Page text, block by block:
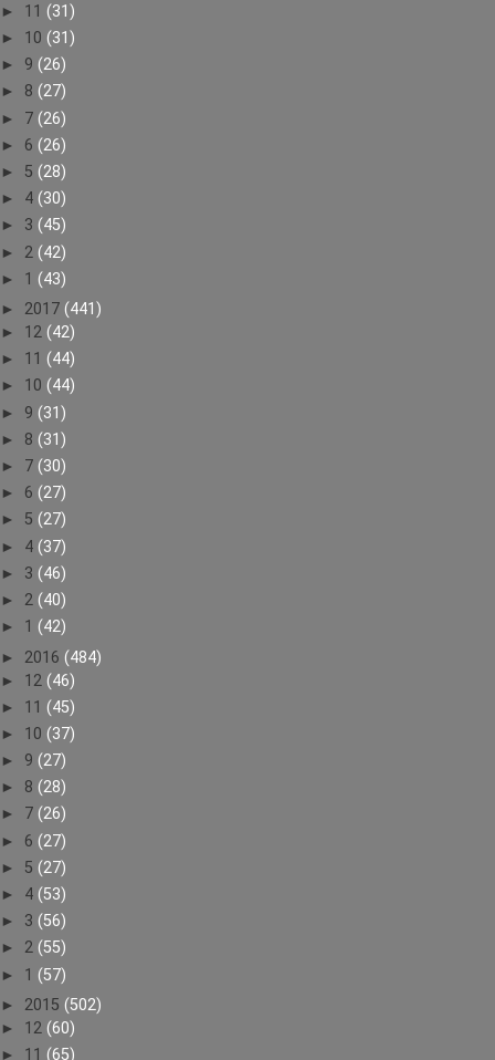
► 11 (31)
► 10 (31)
► 9 (26)
► 8 (27)
► 7 (26)
► 6 (26)
► 5 (28)
► 4 (30)
► 3 (45)
► 2 (42)
► 1 (43)
► 2017 (441)
► 12 (42)
► 11 (44)
► 10 (44)
► 9 (31)
► 8 (31)
► 7 (30)
► 6 (27)
► 5 (27)
► 4 (37)
► 3 (46)
► 2 (40)
► 1 (42)
► 2016 (484)
► 12 (46)
► 11 (45)
► 10 (37)
► 9 (27)
► 8 (28)
► 7 (26)
► 6 (27)
► 5 (27)
► 4 (53)
► 3 (56)
► 2 (55)
► 1 (57)
► 2015 (502)
► 12 (60)
► 11 (65)